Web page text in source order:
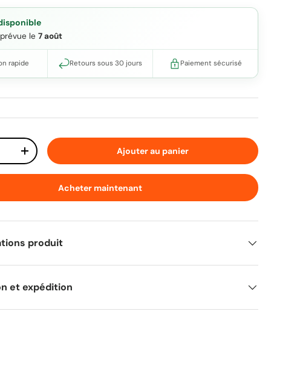
le7 août
rapide Retours sous 30 jours Paiement sécurisé
quantitéAugmenter la quantitéAjouter au panier
Acheter maintenant
produit
et expédition